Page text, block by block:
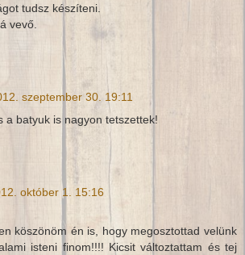
tudsz készíteni.
vevő.
szeptember 30. 19:11
a batyuk is nagyon tetszettek!
október 1. 15:16
köszönöm én is, hogy megosztottad velünk
isteni finom!!!! Kicsit változtattam és tej